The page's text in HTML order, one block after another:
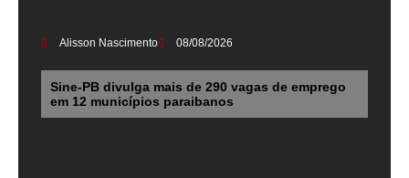
Alisson Nascimento 08/08/2026
Sine-PB divulga mais de 290 vagas de emprego
em 12 municípios paraibanos